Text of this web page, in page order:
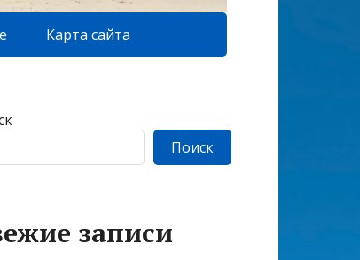
Карта сайта
Поиск
записи